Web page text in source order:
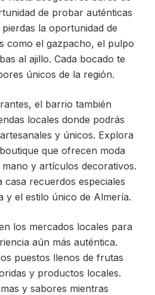
de probar auténticas
la oportunidad de
como el gazpacho, el pulpo
al ajillo. Cada bocado te
únicos de la región.
el barrio también
locales donde podrás
y únicos. Explora
que ofrecen moda
y artículos decorativos.
recuerdos especiales
y el estilo único de Almería.
los mercados locales para
aún más auténtica.
puestos llenos de frutas
y productos locales.
y sabores mientras